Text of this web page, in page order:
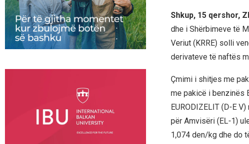
Shkup, 15 qershor,
dhe i Shërbimeve të
Veriut (KRRE) solli
derivateve të naftës
Çmimi i shitjes me
me pakicë i benzinës
EURODIZELIT (D-Е
për Amvisëri (ЕL-1)
1,074 den/kg dhe do